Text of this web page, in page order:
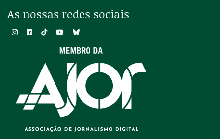
As nossas redes sociais